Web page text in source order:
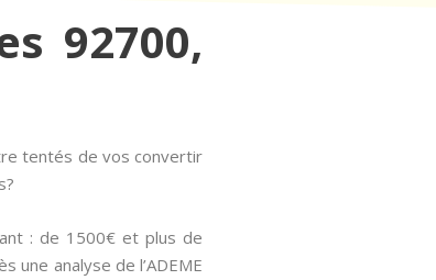
92700,
tentés de vos convertir
: de 1500€ et plus de
une analyse de l’ADEME